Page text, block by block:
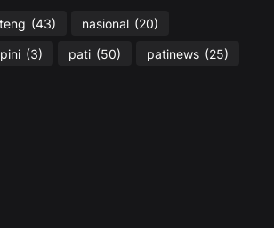
(43) nasional (20)
(3) pati (50) patinews (25)